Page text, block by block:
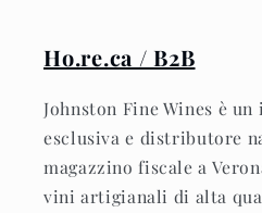
Ho.re.ca / B2B
Johnston Fine Wines è
esclusiva e distributore
magazzino fiscale a
vini artigianali di alta